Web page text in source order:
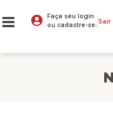
Faça seu login
ou cadastre-se. Sair